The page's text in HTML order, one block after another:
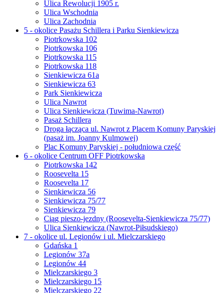
Ulica Rewolucji 1905 r.
Ulica Wschodnia
Ulica Zachodnia
5 - okolice Pasażu Schillera i Parku Sienkiewicza
Piotrkowska 102
Piotrkowska 106
Piotrkowska 115
Piotrkowska 118
Sienkiewicza 61a
Sienkiewicza 63
Park Sienkiewicza
Ulica Nawrot
Ulica Sienkiewicza (Tuwima-Nawrot)
Pasaż Schillera
Droga łącząca ul. Nawrot z Placem Komuny Paryskiej
(pasaż im. Joanny Kulmowej)
Plac Komuny Paryskiej - południowa część
6 - okolice Centrum OFF Piotrkowska
Piotrkowska 142
Roosevelta 15
Roosevelta 17
Sienkiewicza 56
Sienkiewicza 75/77
Sienkiewicza 79
Ciąg pieszo-jezdny (Roosevelta-Sienkiewicza 75/77)
Ulica Sienkiewicza (Nawrot-Piłsudskiego)
7 - okolice ul. Legionów i ul. Mielczarskiego
Gdańska 1
Legionów 37a
Legionów 44
Mielczarskiego 3
Mielczarskiego 15
Mielczarskiego 22